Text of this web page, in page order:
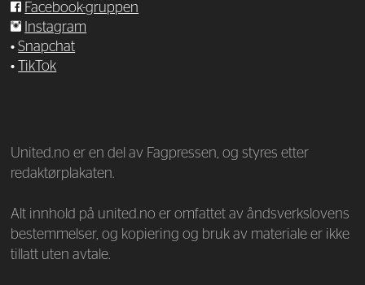
Facebook-gruppen
Instagram
•Snapchat
•
TikTok
United.no er en del av Fagpressen, og styres etter
redaktørplakaten.
Alt innhold på united.no er omfattet av åndsverkslovens
bestemmelser, og kopiering og bruk av materiale er ikke
tillatt uten avtale.